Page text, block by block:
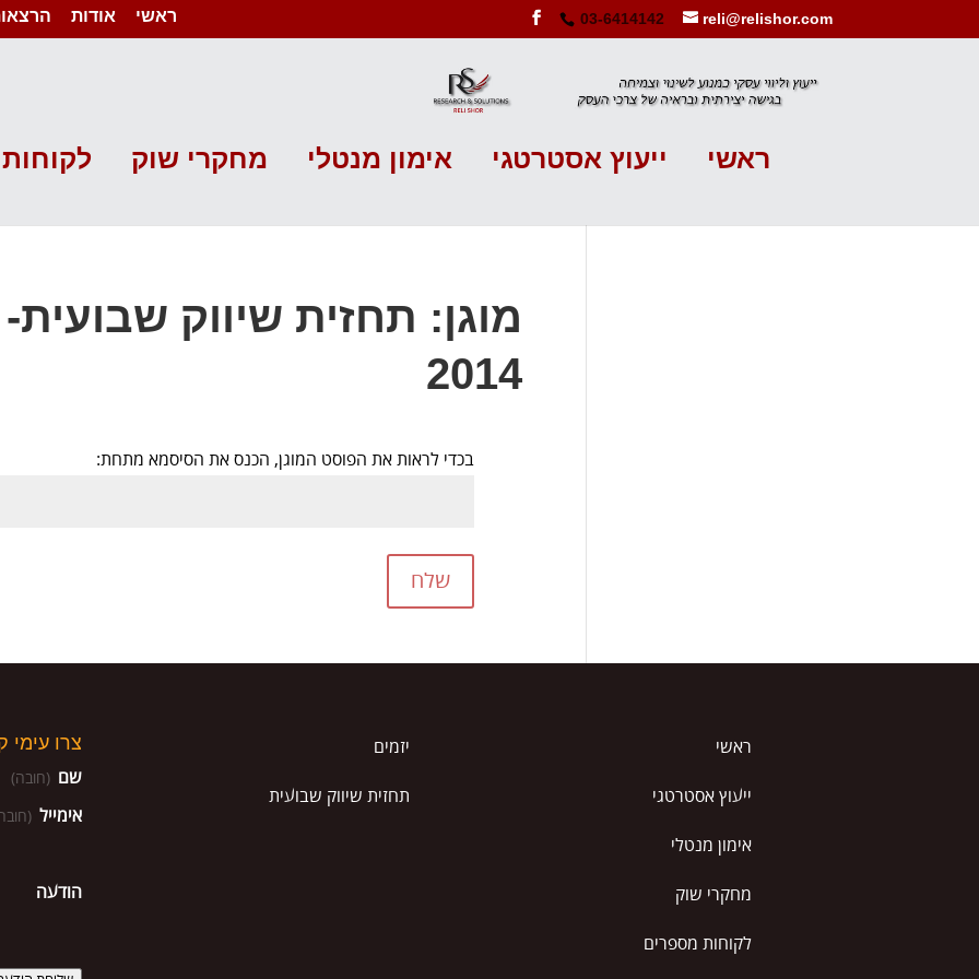
03-6414142 reli@relishor.com ראשי אודות
ראשי ייעוץ אסטרטגי אימון מנטלי מחקרי שוק
2014
בכדי לראות את הפוסט המוגן, הכנס את הסיסמא מתחת:
שלח
ראשי
ייעוץ אסטרטגי
אימון מנטלי
מחקרי שוק
לקוחות מספרים
יזמים
תחזית שיווק שבועית
צרו עימי
שם (חובה)
אימייל
הודעה